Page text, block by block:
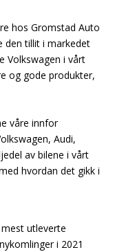
hos Gromstad Auto
den tillit i markedet
Volkswagen i vårt
og gode produkter,
våre innfor
Audi,
av bilene i vårt
hvordan det gikk i
utleverte
i 2021